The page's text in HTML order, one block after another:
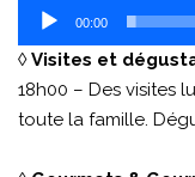
00:00
◊Visites et
18h00 – Des visites
toute la famille.